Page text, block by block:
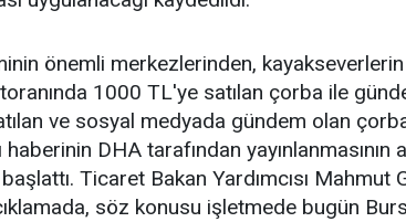
önemli merkezlerinden, kayakseverlerin
1000 TL'ye satılan çorba ile
ve sosyal medyada gündem olan
haberinin DHA tarafından yayınlanmasının
Ticaret Bakan Yardımcısı Mahmut
söz konusu işletmede bugün